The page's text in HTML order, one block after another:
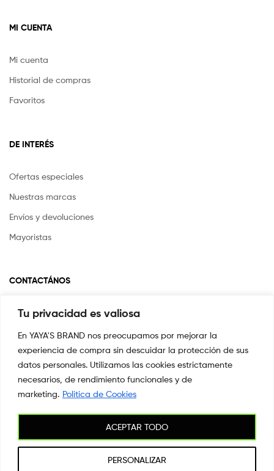
Tu privacidad es valiosa
En YAYA'S BRAND nos preocupamos por mejorar la
experiencia de compra sin descuidar la protección de sus
datos personales. Utilizamos las cookies estrictamente
necesarios, de rendimiento funcionales y de
marketing. Politica de Cookies
PERSONALIZAR
ACEPTAR TODO
MI CUENTA
Mi cuenta
Historial de compras
Favoritos
DE INTERÉS
Ofertas especiales
Nuestras marcas
Envíos y devoluciones
Mayoristas
CONTACTÁNOS
Si tienes alguna pregunta o inquietud escríbenos a
📍CARRERA 8 # 14-45 SAN PEDRO
CALI, COLOMBIA
+57 3044553869
Copyright © 2026YAYA'S BRAND. All Rights Reserved.